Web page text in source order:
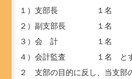
１）支部長 １名
２）副支部長 １名
３）会 計 １名
４）会計監査 １名 とす
２ 支部の目的に反し、当支部